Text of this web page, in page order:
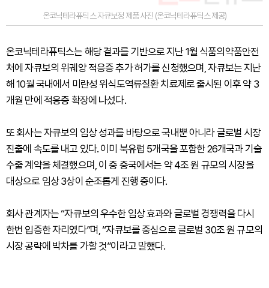
온코닉테라퓨틱스 자큐보정 제품 사진 (온코닉테라퓨틱스 제공)
온코닉테라퓨틱스는 해당 결과를 기반으로 지난 1월 식품의약품안전
처에 자큐보의 위궤양 적응증 추가 허가를 신청했으며, 자큐보는 지난
해 10월 국내에서 미란성 위식도역류질환 치료제로 출시된 이후 약 3
개월 만에 적응증 확장에 나섰다.
또 회사는 자큐보의 임상 성과를 바탕으로 국내뿐 아니라 글로벌 시장
진출에 속도를 내고 있다. 이미 북유럽 5개국을 포함한 26개국과 기술
수출 계약을 체결했으며, 이 중 중국에서는 약 4조 원 규모의 시장을
대상으로 임상 3상이 순조롭게 진행 중이다.
회사 관계자는 “자큐보의 우수한 임상 효과와 글로벌 경쟁력을 다시
한번 입증한 자리였다”며, “자큐보를 중심으로 글로벌 30조 원 규모의
시장 공략에 박차를 가할 것”이라고 말했다.